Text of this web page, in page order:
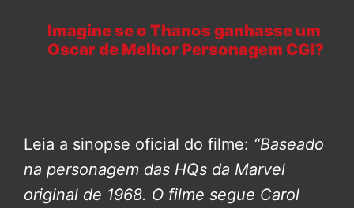
Imagine se o Thanos ganhasse um
Oscar de Melhor Personagem CGI?
Leia a sinopse oficial do filme: “Baseado
na personagem das HQs da Marvel
original de 1968. O filme segue Carol